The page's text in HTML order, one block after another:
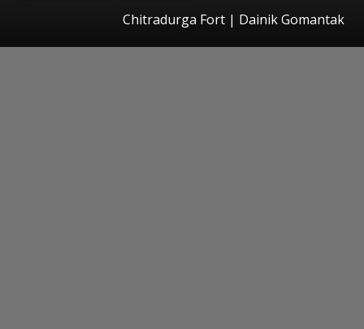
Chitradurga Fort | Dainik Gomantak